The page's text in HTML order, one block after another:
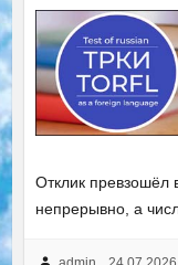
Отклик превзошёл
непрерывно, а